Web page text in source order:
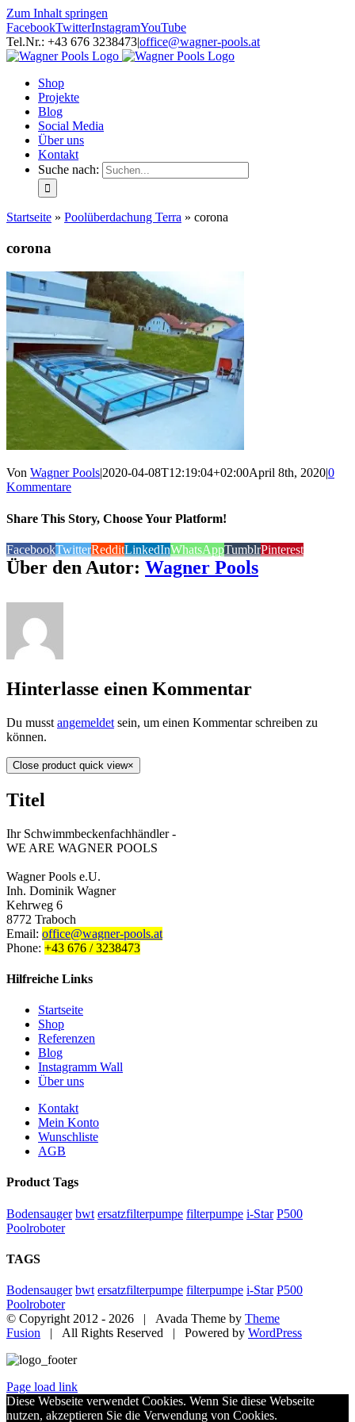
Zum Inhalt springen
FacebookTwitterInstagramYouTube
Tel.Nr.: +43 676 3238473|office@wagner-pools.at
Shop
Projekte
Blog
Social Media
Über uns
Kontakt
Suche nach:
Startseite » Poolüberdachung Terra » corona
corona
Von Wagner Pools|2020-04-08T12:19:04+02:00April 8th, 2020|0
Kommentare
Share This Story, Choose Your Platform!
FacebookTwitterRedditLinkedInWhatsAppTumblrPinterest
Über den Autor: Wagner Pools
Hinterlasse einen Kommentar
Du musst angemeldet sein, um einen Kommentar schreiben zu
können.
Close product quick view×
Titel
Ihr Schwimmbeckenfachhändler -
WE ARE WAGNER POOLS
Wagner Pools e.U.
Inh. Dominik Wagner
Kehrweg 6
8772 Traboch
Email: office@wagner-pools.at
Phone: +43 676 / 3238473
Hilfreiche Links
Startseite
Shop
Referenzen
Blog
Instagramm Wall
Über uns
Kontakt
Mein Konto
Wunschliste
AGB
Product Tags
Bodensauger bwt ersatzfilterpumpe filterpumpe i-Star P500
Poolroboter
TAGS
Bodensauger bwt ersatzfilterpumpe filterpumpe i-Star P500
Poolroboter
© Copyright 2012 - 2026 | Avada Theme by Theme
Fusion | All Rights Reserved | Powered by WordPress
Page load link
Diese Webseite verwendet Cookies. Wenn Sie diese Webseite
nutzen, akzeptieren Sie die Verwendung von Cookies.